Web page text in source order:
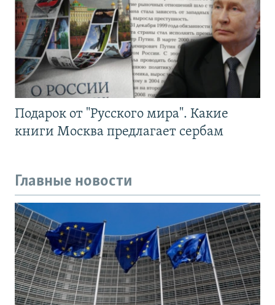
Подарок от "Русского мира". Какие
книги Москва предлагает сербам
Главные новости